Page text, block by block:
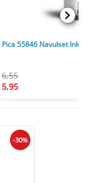
Pica 55846 Navulset Ink
6,55
5,95
-30%